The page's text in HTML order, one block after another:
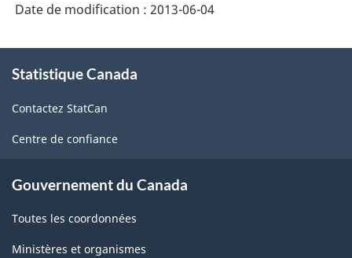
Date de modification : 2013-06-04
propos
ce
site
Statistique Canada
Contactez StatCan
Centre de confiance
Gouvernement du Canada
Toutes les coordonnées
Ministères et organismes